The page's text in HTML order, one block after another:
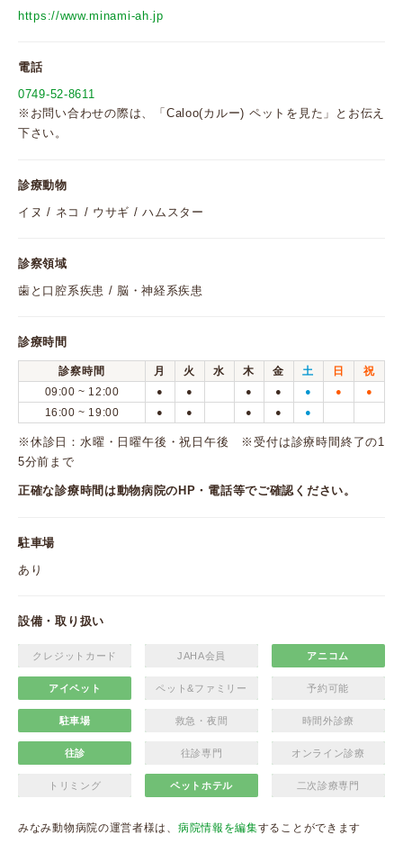
https://www.minami-ah.jp
電話
0749-52-8611
※お問い合わせの際は、「Caloo(カルー) ペットを見た」とお伝え
下さい。
診療動物
イヌ / ネコ / ウサギ / ハムスター
診察領域
歯と口腔系疾患 / 脳・神経系疾患
診療時間
診察時間 月 火 水 木 金 土 日
祝
09:00 ~ 12:00
● ● ● ● ● ● ●
16:00 ~ 19:00 ● ● ● ● ●
※休診日：水曜・日曜午後・祝日午後 ※受付は診療時間終了の1
5分前まで
正確な診療時間は動物病院のHP・電話等でご確認ください。
駐車場
あり
設備・取り扱い
クレジットカード JAHA会員 アニコム
アイペット ペット&ファミリー 予約可能
駐車場 救急・夜間 時間外診療
往診 往診専門 オンライン診療
トリミング ペットホテル 二次診療専門
みなみ動物病院の運営者様は、 病院情報を編集することができます